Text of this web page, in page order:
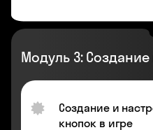
Модуль 3:
Создание и
кнопок в игре